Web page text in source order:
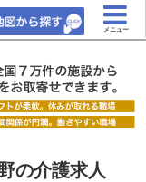
メニュー
の介護求人